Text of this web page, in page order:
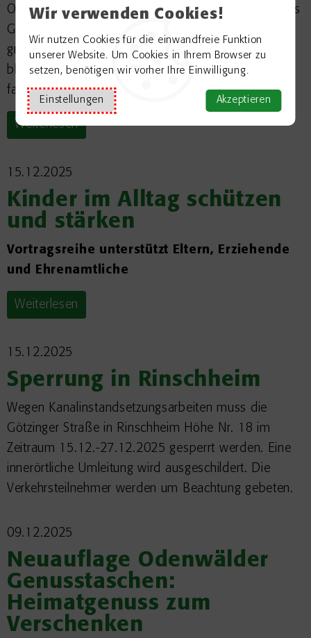
Wir verwenden Cookies!
Wir nutzen Cookies für die einwandfreie Funktion
unserer Website. Um Cookies in Ihrem Browser zu
setzen, benötigen wir vorher Ihre Einwilligung.
Einstellungen Akzeptieren
Odenwälder Kulturlandschaft ein unverwechselbares
Gesicht. Die typischen hochstämmigen und
großkronigen Obstbäume verschiedener Arten
bleiben aber nur mit einem regelmäßigen und
fachgerechten Baumschnitt stabil und vital.
Weiterlesen
15.12.2025
Kinder im Alltag schützen
und stärken
Vortragsreihe unterstützt Eltern, Erziehende
und Ehrenamtliche
Weiterlesen
15.12.2025
Sperrung in Rinschheim
Wegen Kanalinstandsetzungsarbeiten muss die
Götzinger Straße in Rinschheim Höhe Nr. 18 im
Zeitraum 15.12.-27.12.2025 gesperrt werden. Eine
innerörtliche Umleitung wird ausgeschildert. Die
Verkehrsteilnehmer werden um Beachtung gebeten.
09.12.2025
Neuauflage Odenwälder
Genusstaschen:
Heimatgenuss zum
Verschenken